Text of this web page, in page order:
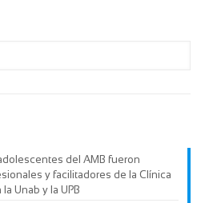
del AMB fueron
y facilitadores de la Clínica
Unab y la UPB